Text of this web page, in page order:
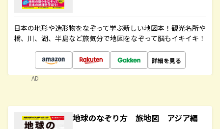
日本の地形や造形物をなぞって学ぶ新しい地図本！観光名所や
橋、川、湖、半島など旅気分で地図をなぞって脳もイキイキ！
詳細を見る
AD
地球のなぞり方 旅地図 アジア編